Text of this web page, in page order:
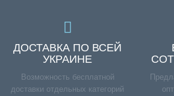
ДОСТАВКА ПО ВСЕЙ
УКРАИНЕ
Возможность бесплатной
доставки отдельных категорий